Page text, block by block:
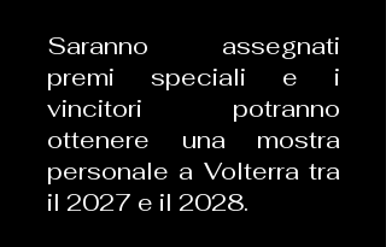
Saranno assegnati
premi speciali e i
vincitori potranno
ottenere una mostra
personale a Volterra tra
il 2027 e il 2028.